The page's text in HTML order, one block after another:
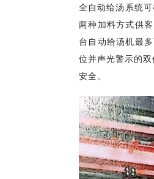
全自动给汤系统
两种加料方式供
台自动给汤机最
位并声光警示的
安全。